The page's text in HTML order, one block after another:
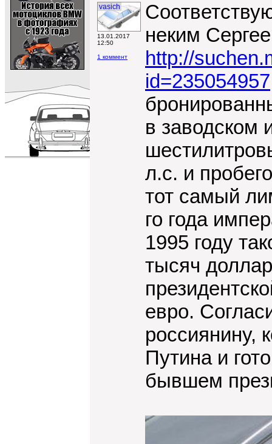
vasich
13.01.2017
12:50
1 коммент
неким
http://
id=235054957
в
л.с. и
тот самый
го года
1995 году
тысяч
евро.
россиянину,
Путина и
бывшем